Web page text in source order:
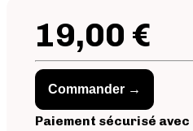
19,00 €
Commander →
Paiement sécurisé avec